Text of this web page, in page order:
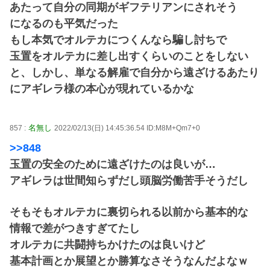
あたって自分の同期がギフテリアンにされそう
になるのも平気だった
もし本気でオルテカにつくんなら騙し討ちで
玉置をオルテカに差し出すくらいのことをしない
と、しかし、単なる解雇で自分から遠ざけるあたり
にアギレラ様の本心が現れているかな
857 : 名無し 2022/02/13(日) 14:45:36.54 ID:M8M+Qm7+0
>>848
玉置の安全のために遠ざけたのは良いが…
アギレラは世間知らずだし頭脳労働苦手そうだし
そもそもオルテカに裏切られる以前から基本的な
情報で差がつきすぎてたし
オルテカに共闘持ちかけたのは良いけど
基本計画とか展望とか勝算なさそうなんだよなｗ